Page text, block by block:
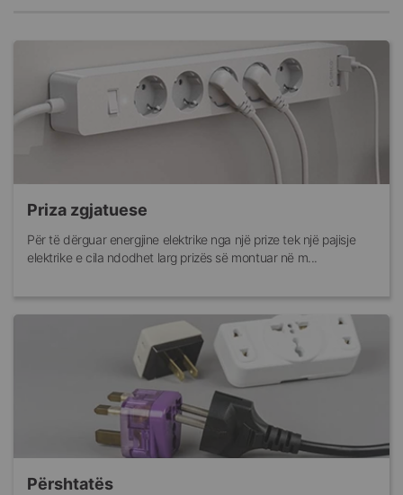
Priza zgjatuese
Për të dërguar energjine elektrike nga një prize tek një pajisje
elektrike e cila ndodhet larg prizës së montuar në m...
Përshtatës